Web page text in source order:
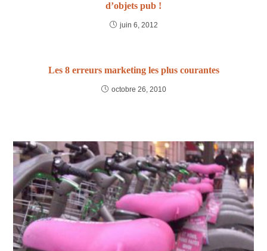
d’objets pub !
juin 6, 2012
Les 8 erreurs marketing les plus courantes
octobre 26, 2010